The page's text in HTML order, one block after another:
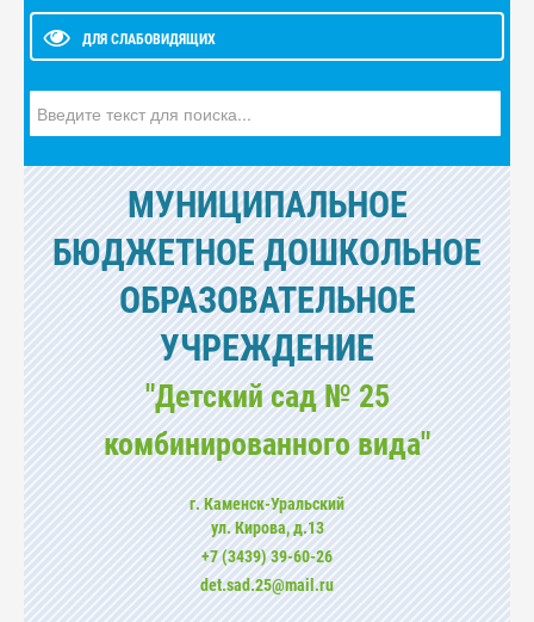
ДЛЯ СЛАБОВИДЯЩИХ
МУНИЦИПАЛЬНОЕ
БЮДЖЕТНОЕ ДОШКОЛЬНОЕ
ОБРАЗОВАТЕЛЬНОЕ
УЧРЕЖДЕНИЕ
"Детский сад № 25
комбинированного вида"
г. Каменск-Уральский
ул. Кирова, д.13
+7 (3439) 39-60-26
det.sad.25@mail.ru